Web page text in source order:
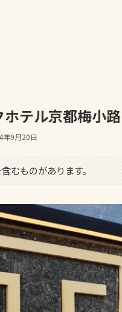
テル京都梅小
年9月20日
むものがあります。